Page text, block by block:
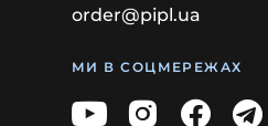
order@pipl.ua
МИ В СОЦМЕРЕЖАХ